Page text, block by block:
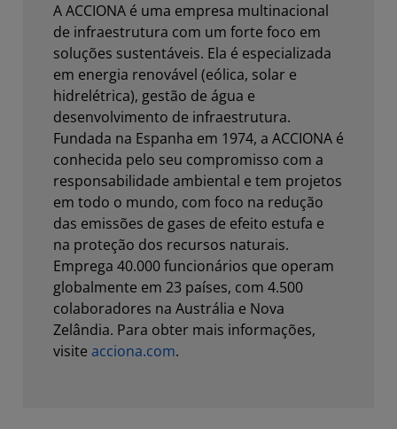
A ACCIONA é uma empresa multinacional
de infraestrutura com um forte foco em
soluções sustentáveis. Ela é especializada
em energia renovável (eólica, solar e
hidrelétrica), gestão de água e
desenvolvimento de infraestrutura.
Fundada na Espanha em 1974, a ACCIONA é
conhecida pelo seu compromisso com a
responsabilidade ambiental e tem projetos
em todo o mundo, com foco na redução
das emissões de gases de efeito estufa e
na proteção dos recursos naturais.
Emprega 40.000 funcionários que operam
globalmente em 23 países, com 4.500
colaboradores na Austrália e Nova
Zelândia. Para obter mais informações,
visite acciona.com.